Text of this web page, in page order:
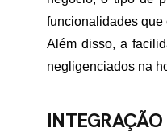
funcionalidades que
Além disso, a
negligenciados na